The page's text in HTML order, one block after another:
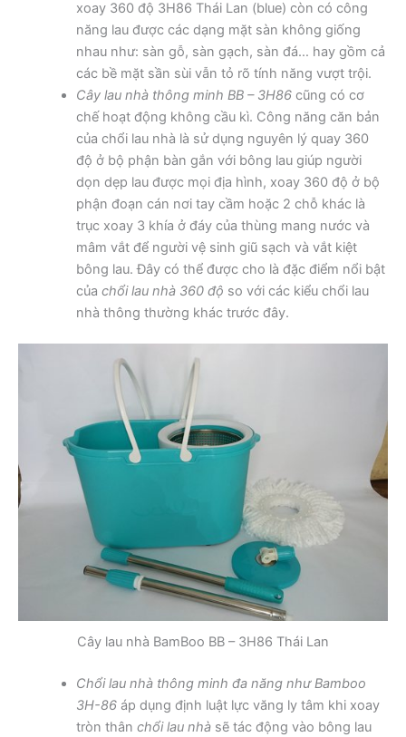
xoay 360 độ 3H86 Thái Lan (blue) còn có công
năng lau được các dạng mặt sàn không giống
nhau như: sàn gỗ, sàn gạch, sàn đá… hay gồm cả
các bề mặt sần sùi vẫn tỏ rõ tính năng vượt trội.
Cây lau nhà thông minh BB – 3H86cũng có cơ
chế hoạt động không cầu kì. Công năng căn bản
của chổi lau nhà là sử dụng nguyên lý quay 360
độ ở bộ phận bàn gắn với bông lau giúp người
dọn dẹp lau được mọi địa hình, xoay 360 độ ở bộ
phận đoạn cán nơi tay cầm hoặc 2 chỗ khác là
trục xoay 3 khía ở đáy của thùng mang nước và
mâm vắt để người vệ sinh giũ sạch và vắt kiệt
bông lau. Đây có thể được cho là đặc điểm nổi bật
của chổi lau nhà 360 độ so với các kiểu chổi lau
nhà thông thường khác trước đây.
Cây lau nhà BamBoo BB – 3H86 Thái Lan
Chổi lau nhà thông minh đa năng như Bamboo
3H-86áp dụng định luật lực văng ly tâm khi xoay
tròn thân chổi lau nhàsẽ tác động vào bông lau